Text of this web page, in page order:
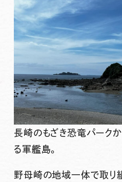
長崎のもざき恐竜パーク
る軍艦島。
野母崎の地域一体で取り